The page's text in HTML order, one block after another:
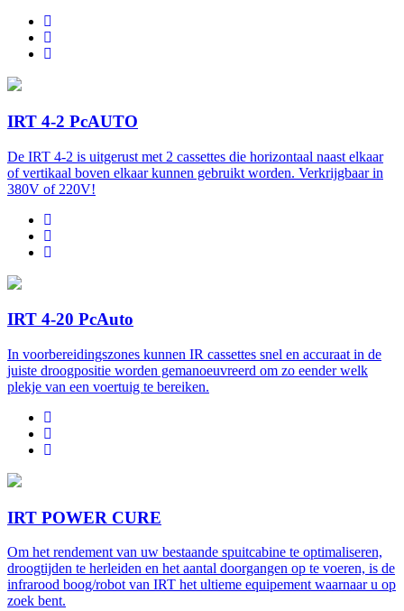
IRT 4-2 PcAUTO
De IRT 4-2 is uitgerust met 2 cassettes die horizontaal naast elkaar
of vertikaal boven elkaar kunnen gebruikt worden. Verkrijgbaar in
380V of 220V!
IRT 4-20 PcAuto
In voorbereidingszones kunnen IR cassettes snel en accuraat in de
juiste droogpositie worden gemanoeuvreerd om zo eender welk
plekje van een voertuig te bereiken.
IRT POWER CURE
Om het rendement van uw bestaande spuitcabine te optimaliseren,
droogtijden te herleiden en het aantal doorgangen op te voeren, is de
infrarood boog/robot van IRT het ultieme equipement waarnaar u op
zoek bent.